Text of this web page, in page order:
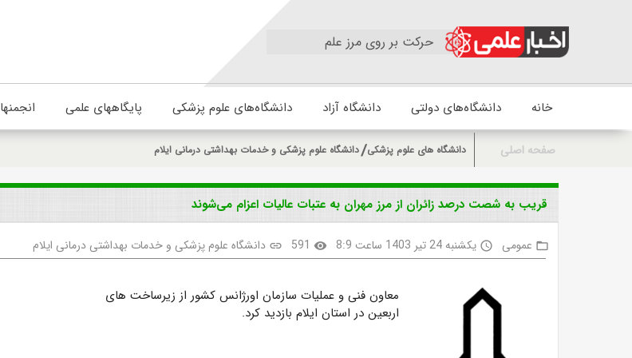
حرکت بر روی مرز علم
خانه دانشگاه‌های دولتی دانشگاه آزاد دانشگاه‌های علوم پزشکی پایگاههای علمی انجمنها
صفحه اصلی دانشگاه های علوم پزشکی دانشگاه علوم پزشکی و خدمات بهداشتی درمانی ایلام
قریب به شصت درصد زائران از مرز مهران به عتبات عالیات اعزام می‌شوند
folder_open عمومی access_time یکشنبه 24 تیر 1403 ساعت 8:9 visibility
591
link دانشگاه علوم پزشکی و خدمات بهداشتی درمانی ایلام
معاون فنی و عملیات سازمان اورژانس کشور از زیرساخت های
اربعین در استان ایلام بازدید کرد.